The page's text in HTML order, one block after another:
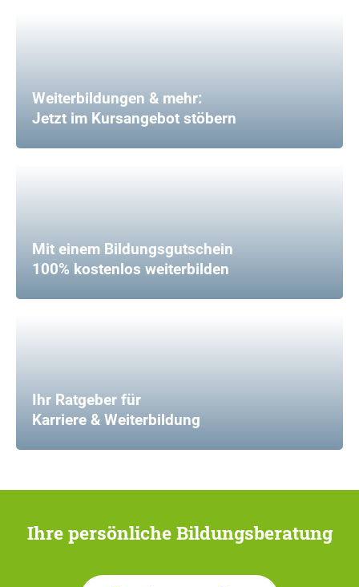
Weiterbildungen & mehr:
Jetzt im Kursangebot stöbern
Mit einem Bildungsgutschein
100% kostenlos weiterbilden
Ihr Ratgeber für
Karriere & Weiterbildung
Ihre persönliche Bildungsberatung